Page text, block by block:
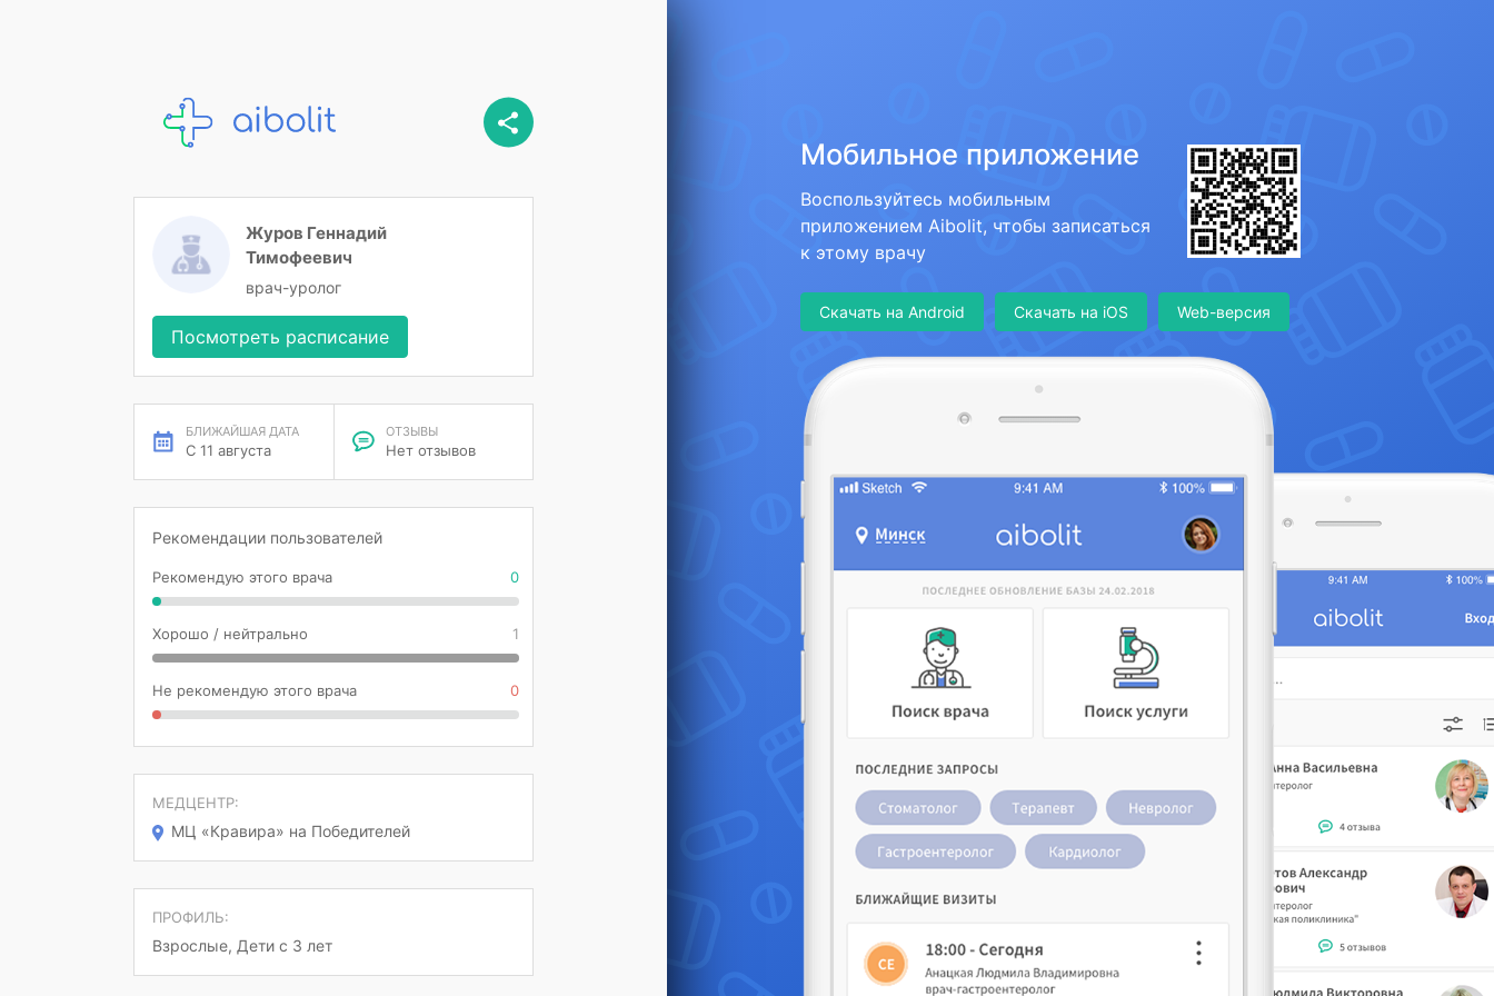
Мобильное приложение
Воспользуйтесь мобильным
приложением Aibolit, чтобы записаться
к этому врачу
Скачать на Android Скачать на iOS Web-версия
Журов Геннадий
Тимофеевич
врач-уролог
Посмотреть расписание
БЛИЖАЙШАЯ ДАТА
С 11 августа
ОТЗЫВЫ
Нет отзывов
Рекомендации пользователей
Рекомендую этого врача 0
Хорошо / нейтрально 1
Не рекомендую этого врача 0
МЕДЦЕНТР:
МЦ «Кравира» на Победителей
ПРОФИЛЬ:
Взрослые, Дети с 3 лет